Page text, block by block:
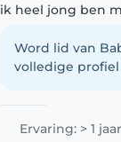
ik heel jong ben
kinderen en ben
verantwoordelijk.
Word lid van
volledige
Ervaring: > 1 jaar